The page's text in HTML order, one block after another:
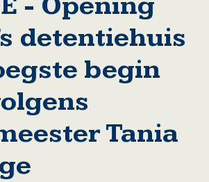
detentiehuis
begin
Tania